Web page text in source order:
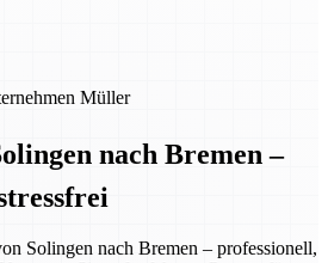
Müller
nach Bremen –
Solingen nach Bremen – professionell,